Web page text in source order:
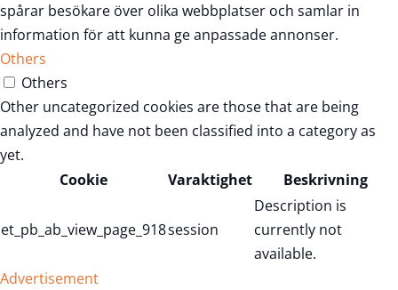
spårar besökare över olika webbplatser och samlar in
information för att kunna ge anpassade annonser.
Others
Others
Other uncategorized cookies are those that are being
analyzed and have not been classified into a category as
yet.
Cookie
Varaktighet Beskrivning
et_pb_ab_view_page_918session
Description is
currently not
available.
Advertisement